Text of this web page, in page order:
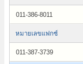
011-386-8011
หมายเลขแฟกซ์
011-387-3739